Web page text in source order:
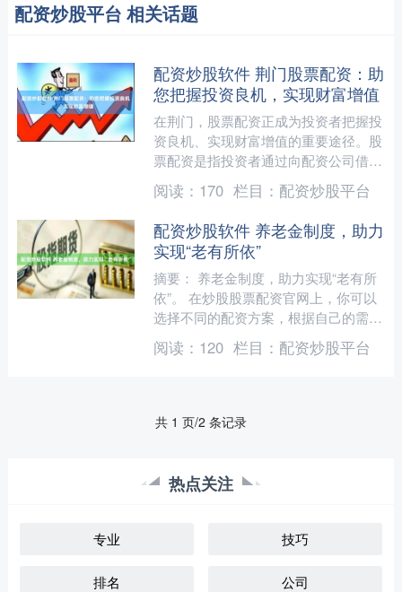
配资炒股平台 相关话题
配资炒股软件 荆门股票配资：助
您把握投资良机，实现财富增值
在荆门，股票配资正成为投资者把握投
资良机、实现财富增值的重要途径。股
票配资是指投资者通过向配资公司借入
资金，扩大投资规模的一种融资方式。
**安全性：**平台采....
阅读： 170 栏目： 配资炒股平台
配资炒股软件 养老金制度，助力
实现“老有所依”
摘要： 养老金制度，助力实现“老有所
依”。 在炒股股票配资官网上，你可以
选择不同的配资方案，根据自己的需求
和风险承受能力来选择合适的杠杆比
例。通过配资，你可以利....
阅读： 120 栏目： 配资炒股平台
共 1 页/2 条记录
热点关注
专业 技巧
排名 公司